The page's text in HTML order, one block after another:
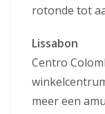
rotonde tot
Lissabon
Centro
meer een